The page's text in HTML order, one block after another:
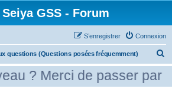
GSS - Forum
Connexion
S’enregistrer
questions (Questions posées fréquemment)
e
de passer par la case